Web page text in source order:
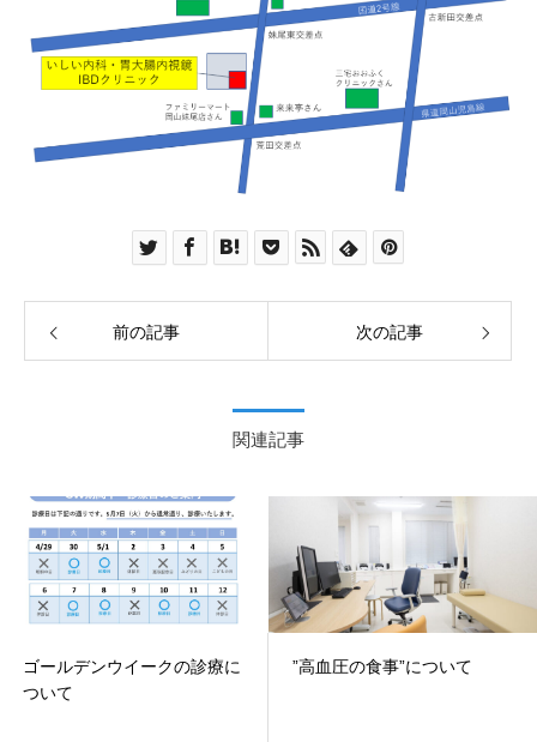
前の記事 次の記事
関連記事
ゴールデンウイークの診療に
ついて
”高血圧の食事”について